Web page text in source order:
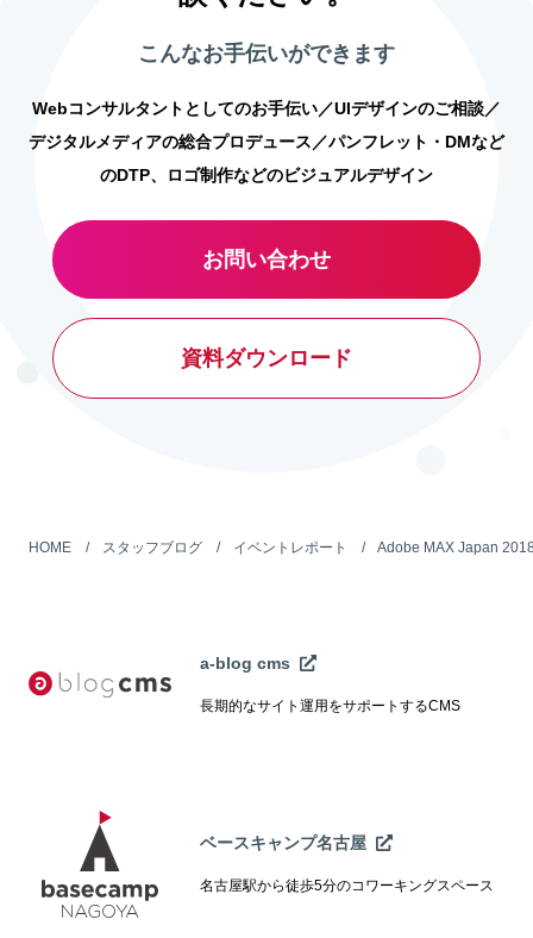
こんなお手伝いができます
Webコンサルタントとしてのお手伝い／UIデザインのご相談／
デジタルメディアの総合プロデュース／パンフレット・DMなど
のDTP、ロゴ制作などのビジュアルデザイン
お問い合わせ
資料ダウンロード
HOME スタッフブログ イベントレポート Adobe MAX Japan
a-blog cms
長期的なサイト運用をサポートするCMS
ベースキャンプ名古屋
名古屋駅から徒歩5分のコワーキングスペース